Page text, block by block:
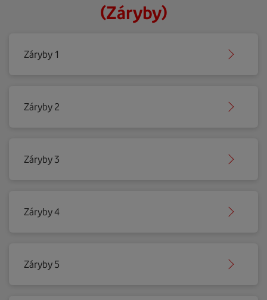
(Záryby)
Záryby 1
Záryby 2
Záryby 3
Záryby 4
Záryby 5